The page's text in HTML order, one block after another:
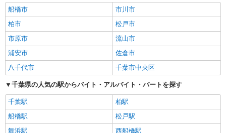
船橋市
市川市
柏市
松戸市
市原市
流山市
浦安市
佐倉市
八千代市
千葉市中央区
千葉県の人気の駅からバイト・アルバイト・パートを探す
千葉駅
柏駅
船橋駅
松戸駅
舞浜駅
西船橋駅